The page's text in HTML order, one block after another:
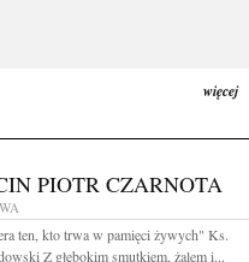
więcej
PIOTR CZARNOTA
ten, kto trwa w pamięci żywych" Ks.
Z głębokim smutkiem, żalem i...